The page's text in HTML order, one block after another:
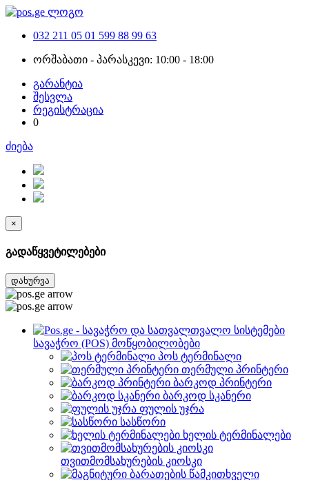
032 211 05 01 599 88 99 63
ორშაბათი - პარასკევი: 10:00 - 18:00
გარანტია
შესვლა
რეგისტრაცია
0
ძიება
×
გადაწყვეტილებები
დახურვა
სავაჭრო (POS) მოწყობილობები
პოს ტერმინალი
თერმული პრინტერი
ბარკოდ პრინტერი
ბარკოდ სკანერი
ფულის უჯრა
სასწორი
ხელის ტერმინალები
თვითმომსახურების კიოსკი